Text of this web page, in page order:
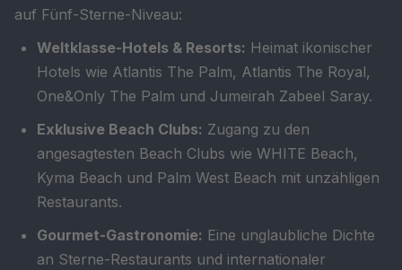
auf Fünf-Sterne-Niveau:
Weltklasse-Hotels & Resorts: Heimat ikonischer
Hotels wie Atlantis The Palm, Atlantis The Royal,
One&Only The Palm und Jumeirah Zabeel Saray.
Exklusive Beach Clubs: Zugang zu den
angesagtesten Beach Clubs wie WHITE Beach,
Kyma Beach und Palm West Beach mit unzähligen
Restaurants.
Gourmet-Gastronomie: Eine unglaubliche Dichte
an Sterne-Restaurants und internationaler